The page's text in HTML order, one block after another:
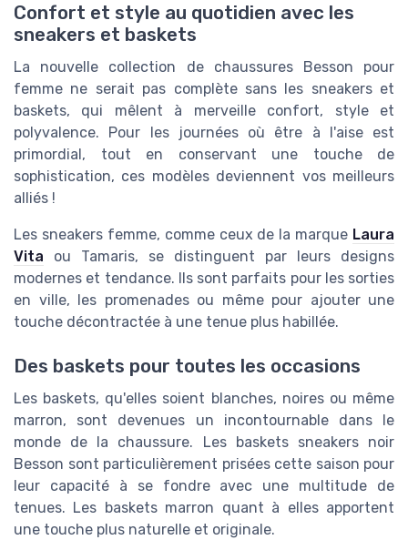
Confort et style au quotidien avec les
sneakers et baskets
La nouvelle collection de chaussures Besson pour
femme ne serait pas complète sans les sneakers et
baskets, qui mêlent à merveille confort, style et
polyvalence. Pour les journées où être à l'aise est
primordial, tout en conservant une touche de
sophistication, ces modèles deviennent vos meilleurs
alliés !
Les sneakers femme, comme ceux de la marque Laura
Vita ou Tamaris, se distinguent par leurs designs
modernes et tendance. Ils sont parfaits pour les sorties
en ville, les promenades ou même pour ajouter une
touche décontractée à une tenue plus habillée.
Des baskets pour toutes les occasions
Les baskets, qu'elles soient blanches, noires ou même
marron, sont devenues un incontournable dans le
monde de la chaussure. Les baskets sneakers noir
Besson sont particulièrement prisées cette saison pour
leur capacité à se fondre avec une multitude de
tenues. Les baskets marron quant à elles apportent
une touche plus naturelle et originale.